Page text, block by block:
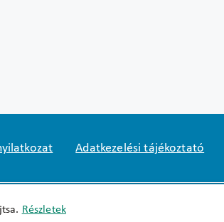
Részletek
Adatkezelési tájékoztató
+361 356 1522 1125